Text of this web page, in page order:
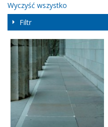
Wyczyść wszystko
Filtr